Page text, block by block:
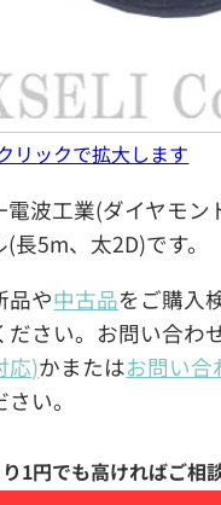
電波工業(ダイヤモン
長5m、太2D)です。
品や中古品をご購入
ださい。お問い合わ
応)かまたはお問い合
い。
リックで拡大します